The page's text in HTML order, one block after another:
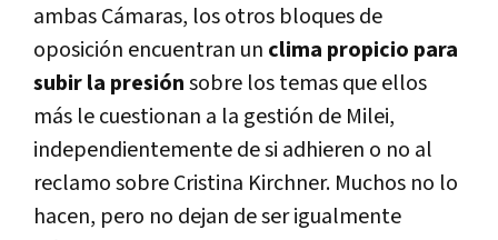
ambas Cámaras, los otros bloques de
oposición encuentran un clima propicio para
subir la presiónsobre los temas que ellos
más le cuestionan a la gestión de Milei,
independientemente de si adhieren o no al
reclamo sobre Cristina Kirchner. Muchos no lo
hacen, pero no dejan de ser igualmente